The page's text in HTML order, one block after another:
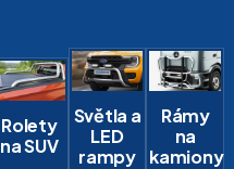
Rolety
na SUV
Světla a
LED
rampy
Rámy
na
kamiony